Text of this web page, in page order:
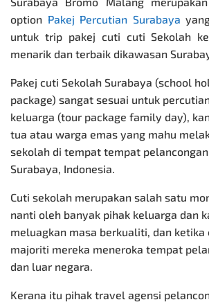
option Pakej Percutian Surabaya
untuk trip pakej cuti cuti Sekolah
menarik dan terbaik dikawasan
Pakej cuti Sekolah Surabaya (school
package) sangat sesuai untuk
keluarga (tour package family day),
tua atau warga emas yang mahu
sekolah di tempat tempat
Surabaya, Indonesia.
Cuti sekolah merupakan salah satu
nanti oleh banyak pihak keluarga dan
meluagkan masa berkualiti, dan ketika
majoriti mereka meneroka tempat
dan luar negara.
Kerana itu pihak travel agensi